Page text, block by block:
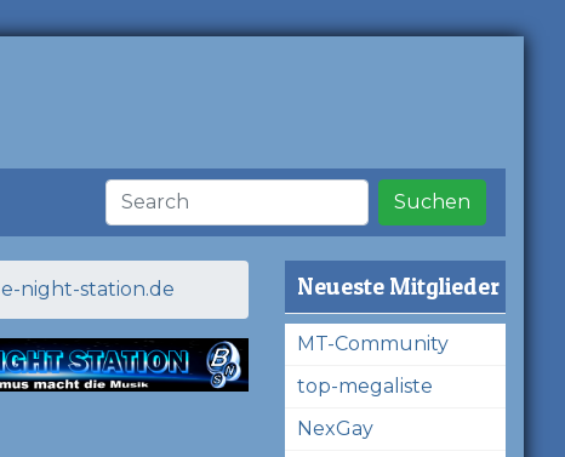
Suchen
night-station.de Neueste Mitglieder
MT-Community
top-megaliste
NexGay